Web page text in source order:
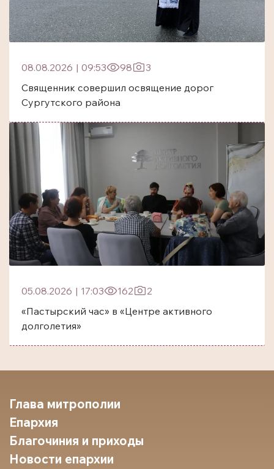
08.08.2026 | 09:53 98
3
Священник совершил освящение дорог
Сургутского района
05.08.2026 | 17:03 162
2
«Пастырский час» в «Центре активного
долголетия»
Глава митрополии
Епархия
Благочиния и приходы
Новости епархии